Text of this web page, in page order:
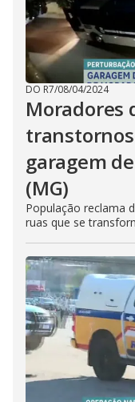
DO R7/08/04/2024
Moradores
garagem
(MG)
População reclama
ruas que se